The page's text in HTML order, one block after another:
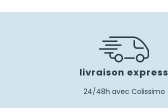
livraison express
24/48h avec Colissimo